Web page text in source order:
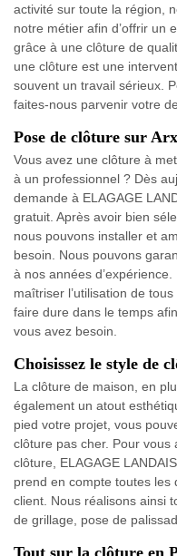
activité sur toute la région,
notre métier afin d’offrir un
grâce à une clôture de
une clôture est une
souvent un travail sérieux.
faites-nous parvenir votre
Pose de clôture sur Arx
Vous avez une clôture à
à un professionnel ? Dès
demande à ELAGAGE
gratuit. Après avoir bien
nous pouvons installer et
besoin. Nous pouvons
à nos années
maîtriser l’utilisation de
faire dure dans le temps
vous avez besoin.
Choisissez le style de
La clôture de maison, en
également un atout
pied votre projet, vous
clôture pas cher. Pour vous
clôture, ELAGAGE
prend en compte toutes les
client. Nous réalisons ainsi
de grillage, pose de
Tout sur la clôture en